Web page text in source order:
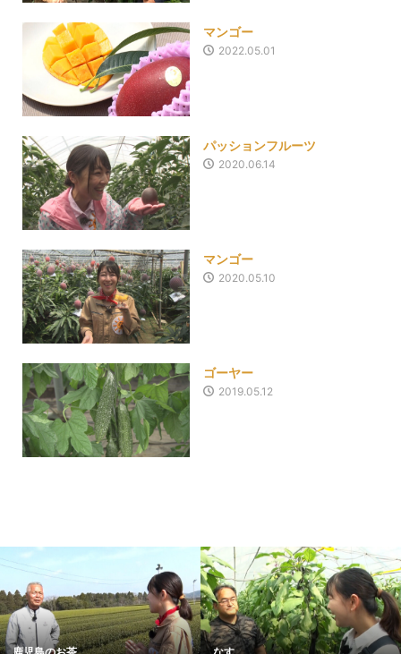
マンゴー
2022.05.01
パッションフルーツ
2020.06.14
マンゴー
2020.05.10
ゴーヤー
2019.05.12